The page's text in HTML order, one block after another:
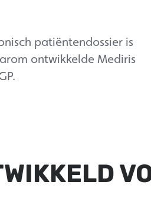
patiëntendossier is
ontwikkelde Mediris